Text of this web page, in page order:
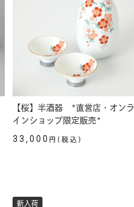
【桜】半酒器 *直営店・オンラ
インショップ限定販売*
33,000 円(税込)
新入荷